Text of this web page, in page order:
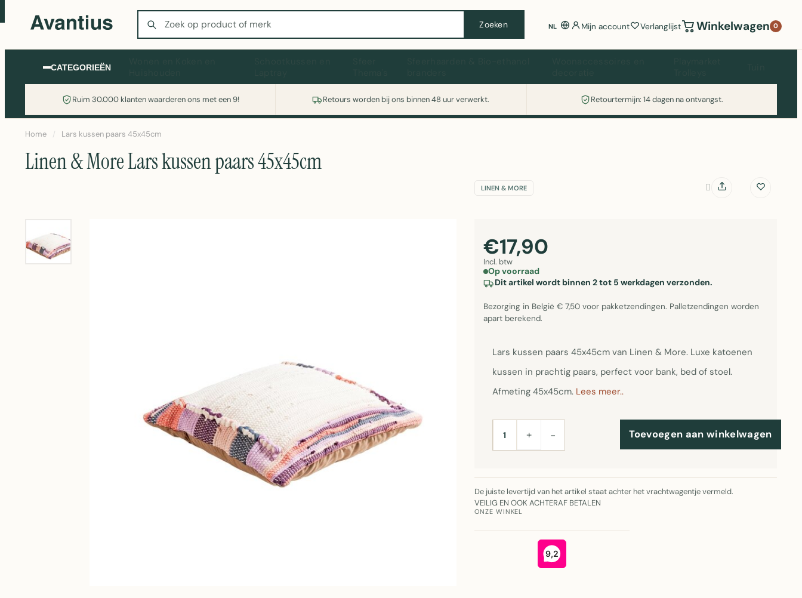
Zoeken
Zoeken NL Mijn account Verlanglijst Winkelwagen 0
CATEGORIEËN
Ruim 30.000 klanten waarderen ons met een 9! Retours worden bij ons binnen 48 uur verwerkt. Retourtermijn: 14 dagen na ontvangst.
Wasmachine of koelkast nodig? Vergelijk alle prijzen op Witgoedaanbod.nl
Home / Lars kussen paars 45x45cm
Linen & More Lars kussen paars 45x45cm
LINEN & MORE
€17,90
Incl. btw
Op voorraad
Dit artikel wordt binnen 2 tot 5 werkdagen verzonden.
Bezorging in België € 7,50 voor pakketzendingen. Palletzendingen worden
apart berekend.
Lars kussen paars 45x45cm van Linen & More. Luxe katoenen
kussen in prachtig paars, perfect voor bank, bed of stoel.
Afmeting 45x45cm. Lees meer..
AANTAL+ − Toevoegen aan winkelwagen
De juiste levertijd van het artikel staat achter het vrachtwagentje vermeld.
VEILIG EN OOK ACHTERAF BETALEN
ONZE WINKEL